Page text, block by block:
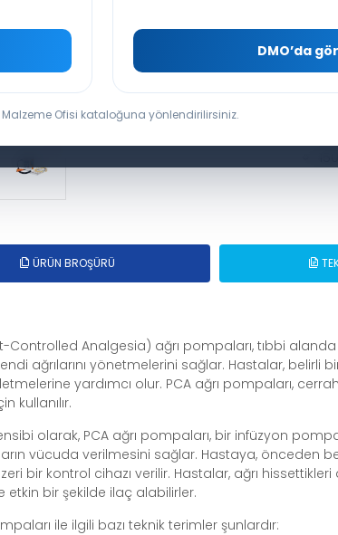
3
ÜRÜN BROŞÜRÜ
Controlled Analgesia) ağrı pompaları, tıbbi
ağrılarını yönetmelerini sağlar. Hastalar, belirli
yardımcı olur. PCA ağrı pompaları,
kullanılır.
olarak, PCA ağrı pompaları, bir infüzyon
vücuda verilmesini sağlar. Hastaya, önceden
bir kontrol cihazı verilir. Hastalar, ağrı
etkin bir şekilde ilaç alabilirler.
ile ilgili bazı teknik terimler şunlardır:
DMO’da
Malzeme Ofisi kataloğuna yönlendirilirsiniz.